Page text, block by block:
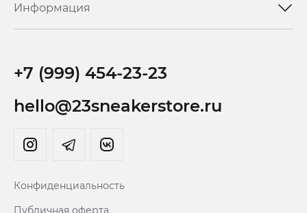
Информация
+7 (999) 454-23-23
hello@23sneakerstore.ru
Конфиденциальность
Публичная оферта